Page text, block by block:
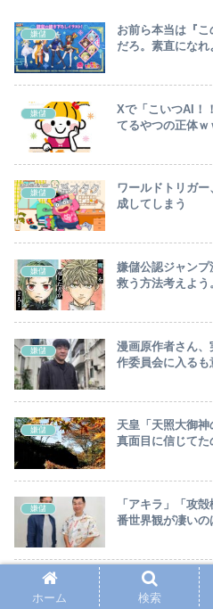
嫌儲
お前ら本当は『
だろ。素直になれ
嫌儲
Xで「こいつAI！
てるやつの正体
嫌儲
ワールドトリガ
成してしまう
嫌儲
嫌儲公認ジャン
救う方法考えよ
嫌儲
漫画原作者さん
作委員会に入る
嫌儲
天皇「天照大御
真面目に信じてた
嫌儲
「アキラ」「攻
番世界観が凄いの
美味しんぼでセ
ホーム
検索